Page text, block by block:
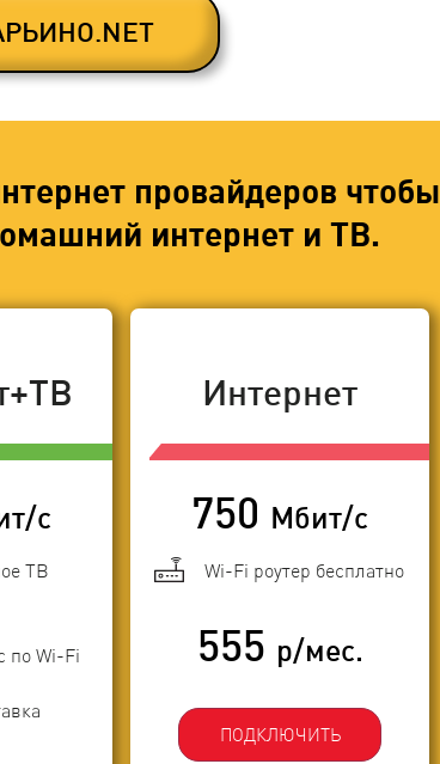
провайдеров чтобы
интернет и ТВ.
с
ТВ
по Wi-Fi
Интернет
750 Мбит/с
Wi-Fi роутер бесплатно
555 р/мес.
ПОДКЛЮЧИТЬ